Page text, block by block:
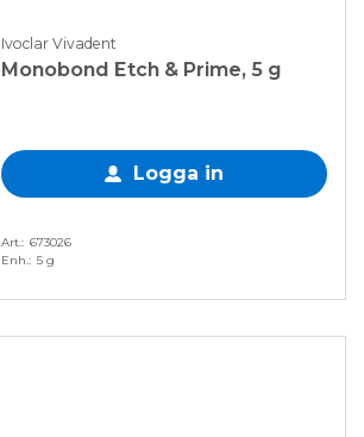
Ivoclar Vivadent
Monobond Etch & Prime, 5 g
Logga in
Art. 673026
Enh. 5 g